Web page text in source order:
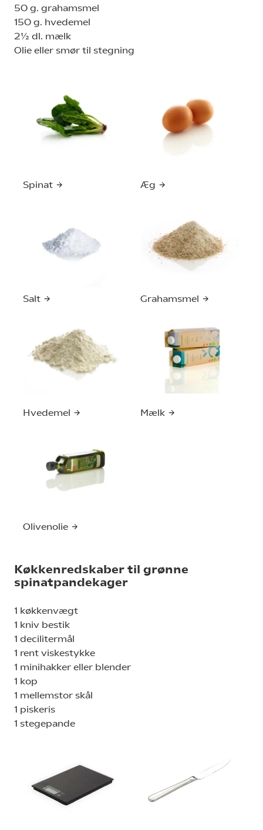
50 g. grahamsmel
150 g. hvedemel
2½ dl. mælk
Olie eller smør til stegning
Spinat Æg
Salt Grahamsmel
Hvedemel Mælk
Olivenolie
Køkkenredskaber til grønne
spinatpandekager
1 køkkenvægt
1 kniv bestik
1 decilitermål
1 rent viskestykke
1 minihakker eller blender
1 kop
1 mellemstor skål
1 piskeris
1 stegepande